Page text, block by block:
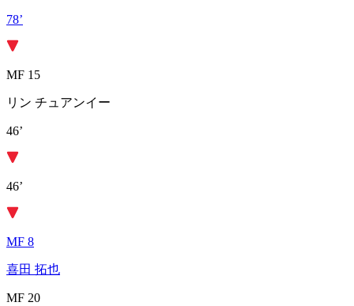
78’
MF 15
リン チュアンイー
46’
46’
MF 8
喜田 拓也
MF 20